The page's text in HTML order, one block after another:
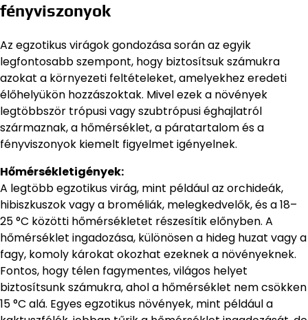
fényviszonyok
Az egzotikus virágok gondozása során az egyik
legfontosabb szempont, hogy biztosítsuk számukra
azokat a környezeti feltételeket, amelyekhez eredeti
élőhelyükön hozzászoktak. Mivel ezek a növények
legtöbbször trópusi vagy szubtrópusi éghajlatról
származnak, a hőmérséklet, a páratartalom és a
fényviszonyok kiemelt figyelmet igényelnek.
Hőmérsékletigények:
A legtöbb egzotikus virág, mint például az orchideák,
hibiszkuszok vagy a broméliák, melegkedvelők, és a 18–
25 °C közötti hőmérsékletet részesítik előnyben. A
hőmérséklet ingadozása, különösen a hideg huzat vagy a
fagy, komoly károkat okozhat ezeknek a növényeknek.
Fontos, hogy télen fagymentes, világos helyet
biztosítsunk számukra, ahol a hőmérséklet nem csökken
15 °C alá. Egyes egzotikus növények, mint például a